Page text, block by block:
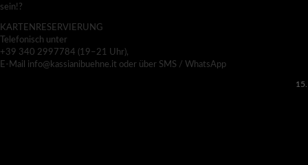
sein!?
KARTENRESERVIERUNG
Telefonisch unter
+39 340 2997784 (19–21 Uhr),
E-Mail info@kassianibuehne.it oder über SMS / WhatsApp
15.